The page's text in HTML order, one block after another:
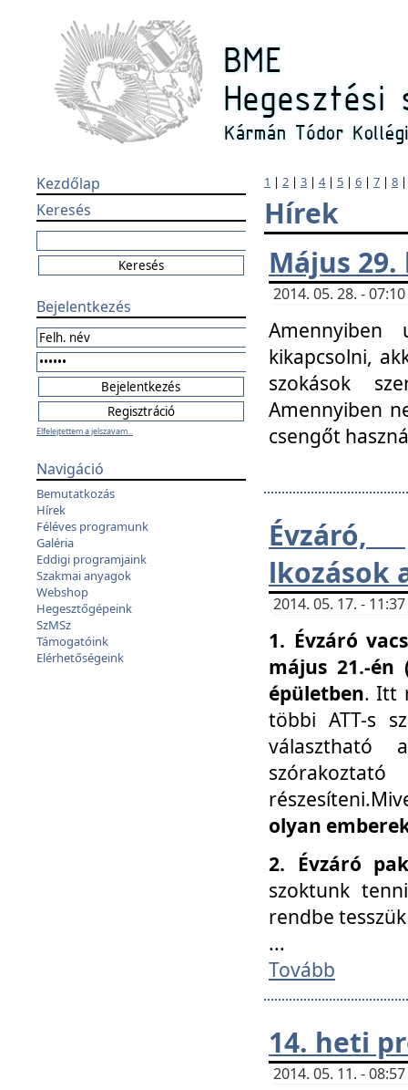
Kezdőlap
Keresés
Bejelentkezés
Elfelejtettem a jelszavam...
Navigáció
Bemutatkozás
Hírek
Féléves programunk
Galéria
Eddigi programjaink
Szakmai anyagok
Webshop
Hegesztőgépeink
SzMSz
Támogatóink
Elérhetőségeink
1 | 2 | 3 | 4| 5 | 6 | 7 | 8
Hírek
Május
2014. 05. 28. -
kikapcsolni,
szokások
Amennyiben
csengőt
Évzáró,
lkozások
2014. 05. 17. -
1. Évzáró
május 21.-én
épületben. Itt
többi ATT-s
választható
olyan
2. Évzáró
szoktunk
rendbe
...
Tovább
14. heti
2014. 05. 11. -